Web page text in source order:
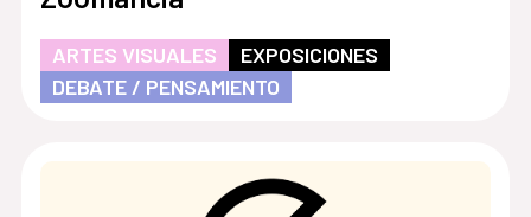
ARTES VISUALES
EXPOSICIONES
DEBATE / PENSAMIENTO